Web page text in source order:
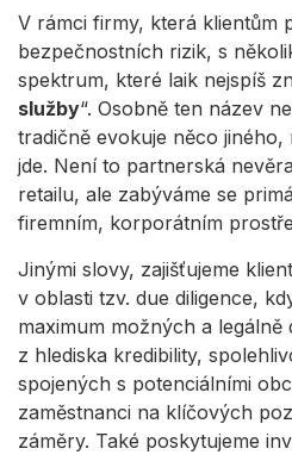
V rámci firmy, která klientům
bezpečnostních rizik, s
spektrum, které laik nejspíš
služby“. Osobně ten název
tradičně evokuje něco
jde. Není to partnerská
retailu, ale zabýváme se
firemním, korporátním
Jinými slovy, zajišťujeme
v oblasti tzv. due diligence,
maximum možných a
z hlediska kredibility,
spojených s potenciálními
zaměstnanci na klíčových
záměry. Také poskytujeme